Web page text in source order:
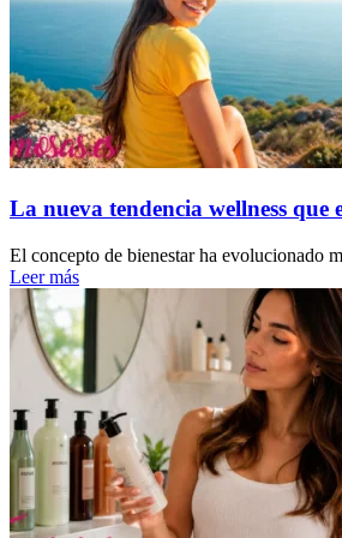
La nueva tendencia wellness
El concepto de bienestar ha evolucionado
Leer más